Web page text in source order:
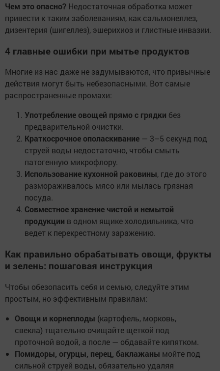
Чем это опасно? Недостаточная обработка может
привести к таким заболеваниям, как сальмонеллез,
дизентерия (шигеллез), эшерихиоз и глистные инвазии.
4 главные ошибки при мытье продуктов
Многие из нас даже не задумываются, что привычные
действия могут быть небезопасными. Вот самые
распространенные промахи:
Употребление овощей прямо с грядки без
предварительной очистки.
Краткосрочное ополаскивание — 3–5 секунд под
струей воды недостаточно, чтобы смыть
патогенную микрофлору.
Использование кухонной раковины, где до этого
размораживалось мясо или мылась грязная
посуда.
Совместное хранение чистой и немытой
продукции в одном ящике холодильника, что
ведет к перекрестному заражению.
Как правильно обрабатывать овощи, фрукты
и зелень: пошаговая инструкция
Чтобы обезопасить себя и семью, следуйте этим
простым, но эффективным правилам:
Овощи и корнеплоды (картофель, морковь,
свекла) тщательно очищайте щеткой под
проточной водой, а после — обдавайте кипятком.
Помидоры, огурцы, перец, баклажаны мойте под
сильной струей воды, обязательно удаляя